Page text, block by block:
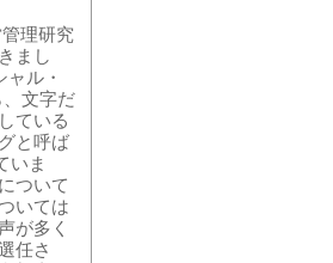
理研究
まし
ル・
文字だ
ている
と呼ば
いま
ついて
いては
が多く
任さ